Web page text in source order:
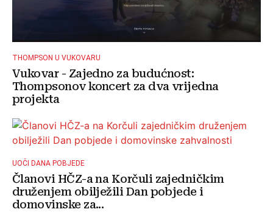
THOMPSON U VUKOVARU
Vukovar - Zajedno za budućnost:
Thompsonov koncert za dva vrijedna
projekta
UOČI DANA POBJEDE
Članovi HČZ-a na Korčuli zajedničkim
druženjem obilježili Dan pobjede i
domovinske za...